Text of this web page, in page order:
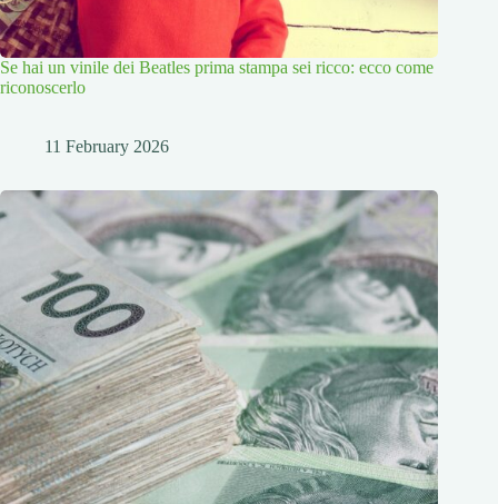
Se hai un vinile dei Beatles prima stampa sei ricco: ecco come
riconoscerlo
11 February 2026